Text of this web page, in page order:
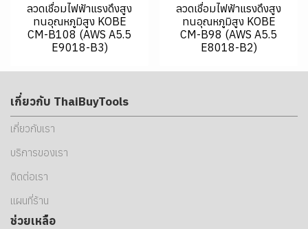
ลวดเชื่อมไฟฟ้าแรงดึงสูง
ทนอุณหภูมิสูง KOBE
CM-B108 (AWS A5.5
E9018-B3)
ลวดเชื่อมไฟฟ้าแรงดึงสูง
ทนอุณหภูมิสูง KOBE
CM-B98 (AWS A5.5
E8018-B2)
เกี่ยวกับ ThaiBuyTools
เกี่ยวกับเรา
บริการของเรา
ติดต่อเรา
แผนที่ร้าน
ช่วยเหลือ